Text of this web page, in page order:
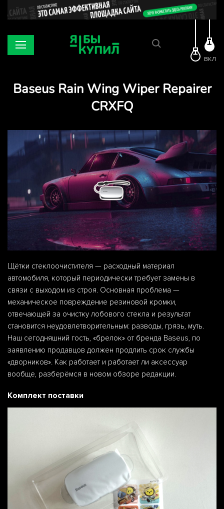
ВКЛ
Baseus Rain Wing Wiper Repairer
CRXFQ
Щётки стеклоочистителя — расходный материал
автомобиля, который периодически требует замены в
связи с выходом из строя. Основная проблема —
механическое повреждение резиновой кромки,
отвечающей за очистку лобового стекла и результат
становится неудовлетворительным: разводы, грязь, муть.
Наш сегодняшний гость, «брелок» от бренда Baseus, по
заявлению продавцов должен продлить срок службы
«дворников». Как работает и работает ли аксессуар
вообще, разберёмся в новом обзоре редакции.
Комплект поставки